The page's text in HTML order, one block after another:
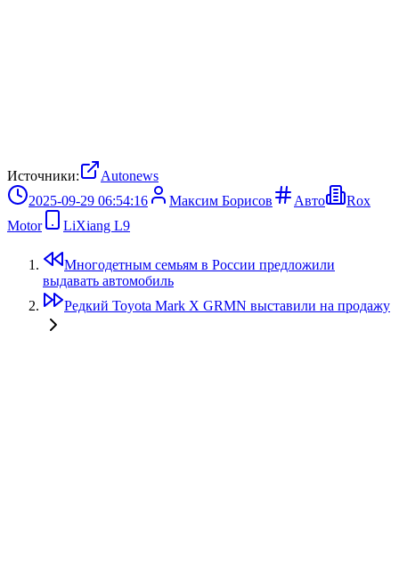
Источники:
Autonews
2025-09-29 06:54:16
Максим Борисов Авто
Rox
Motor
LiXiang L9
Многодетным семьям в России предложили
выдавать автомобиль
Редкий Toyota Mark X GRMN выставили на продажу